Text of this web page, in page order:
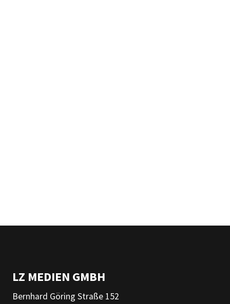
LZ MEDIEN GMBH
Bernhard Göring Straße 152